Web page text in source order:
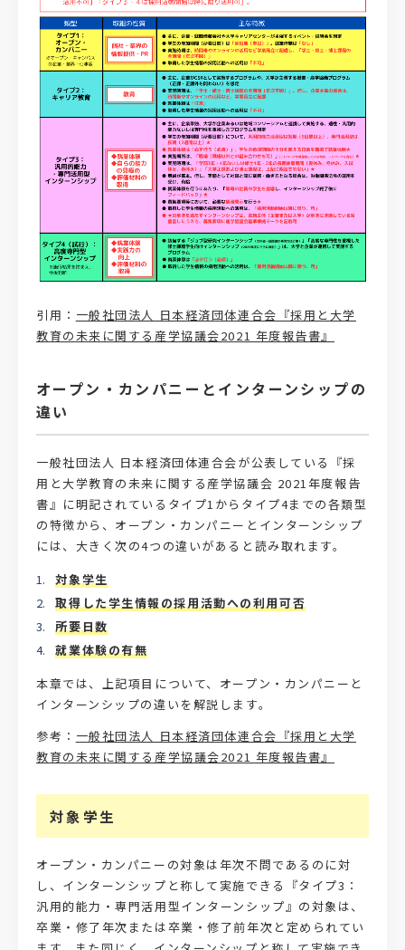
引用： 一般社団法人 日本経済団体連合会『採用と大学
教育の未来に関する産学協議会2021 年度報告書』
オープン・カンパニーとインターンシップの
違い
一般社団法人 日本経済団体連合会が公表している『採
用と大学教育の未来に関する産学協議会 2021年度報告
書』に明記されているタイプ1からタイプ4までの各類型
の特徴から、オープン・カンパニーとインターンシップ
には、大きく次の4つの違いがあると読み取れます。
対象学生
取得した学生情報の採用活動への利用可否
所要日数
就業体験の有無
本章では、上記項目について、オープン・カンパニーと
インターンシップの違いを解説します。
参考： 一般社団法人 日本経済団体連合会『採用と大学
教育の未来に関する産学協議会2021 年度報告書』
対象学生
オープン・カンパニーの対象は年次不問であるのに対
し、インターンシップと称して実施できる『タイプ3：
汎用的能力・専門活用型インターンシップ』の対象は、
卒業・修了年次または卒業・修了前年次と定められてい